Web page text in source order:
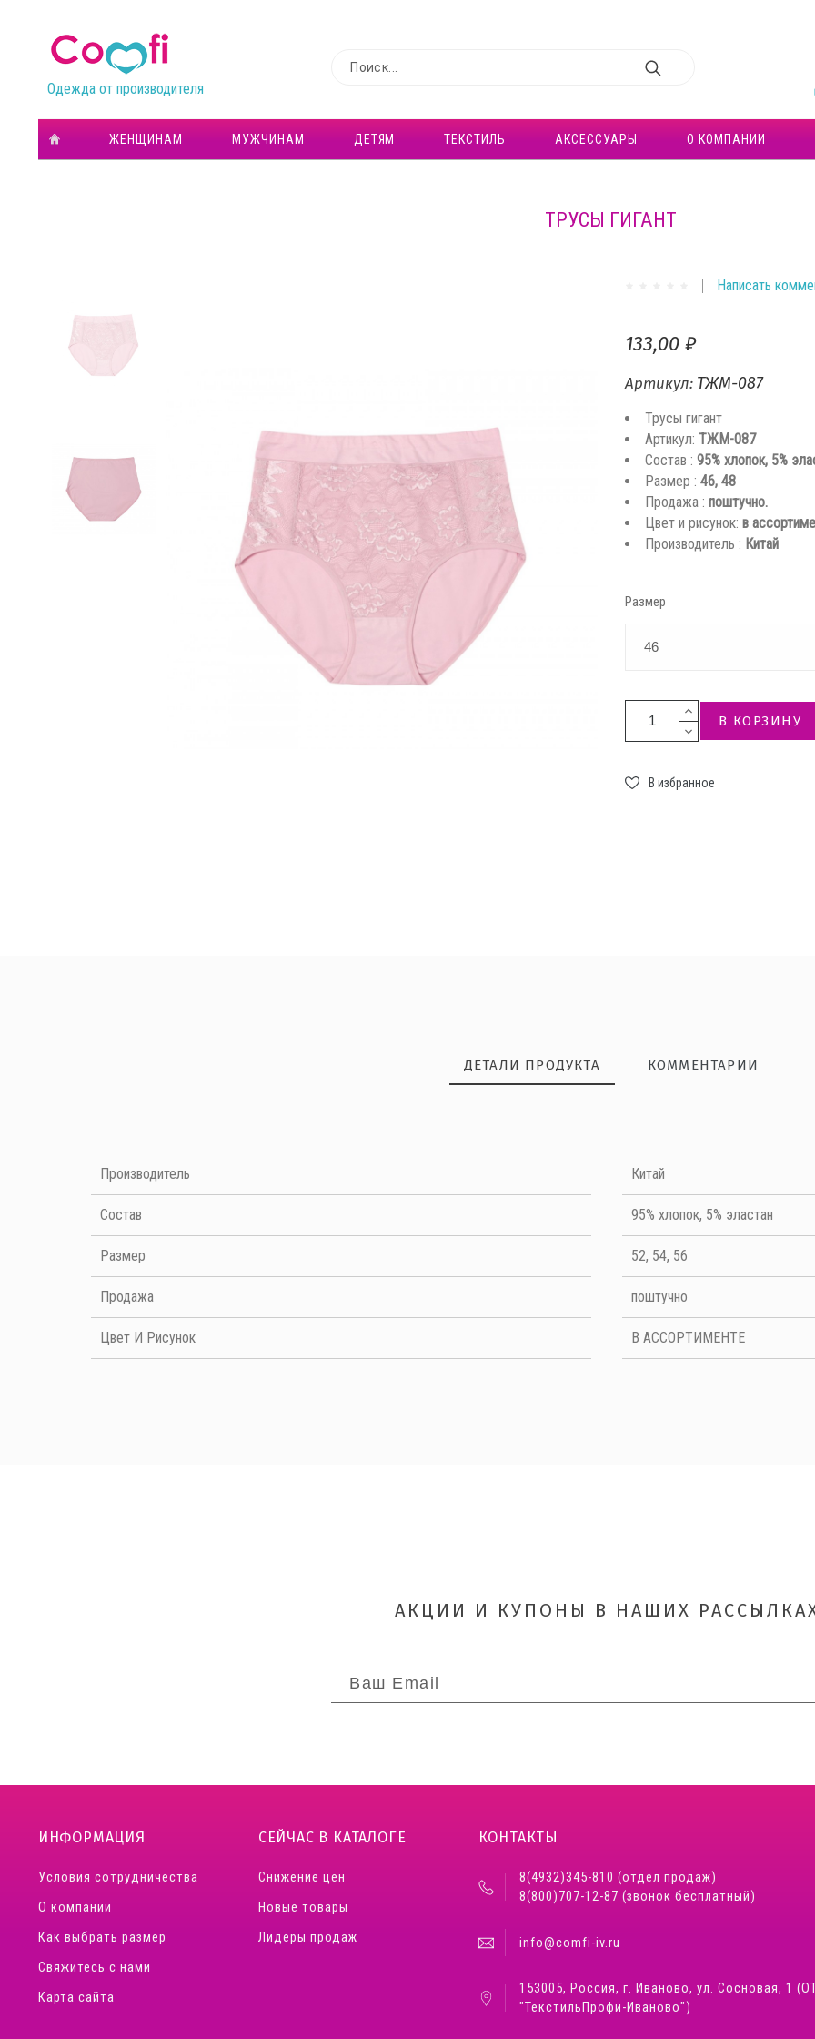
Одежда от производителя
ЖЕНЩИНАМ МУЖЧИНАМ ДЕТЯМ ТЕКСТИЛЬ АКСЕССУАРЫ О КОМПАНИИ
ТРУСЫ ГИГАНТ
Написать
133,00 ₽
Артикул: ТЖМ-087
Трусы гигант
Артикул: ТЖМ-087
Состав : 95% хлопок, 5%
Размер : 46, 48
Продажа : поштучно.
Цвет и рисунок: в
Производитель : Китай
Размер
В КОРЗИНУ
В избранное
ДЕТАЛИ ПРОДУКТА КОММЕНТАРИИ
Производитель Китай
Cостав 95% хлопок, 5% эластан
Размер 52, 54, 56
Продажа поштучно
Цвет И Рисунок В АССОРТИМЕНТЕ
АКЦИИ И КУПОНЫ В НАШИХ
ИНФОРМАЦИЯ
Условия сотрудничества
О компании
Как выбрать размер
Свяжитесь с нами
Карта сайта
СЕЙЧАС В КАТАЛОГЕ
Снижение цен
Новые товары
Лидеры продаж
КОНТАКТЫ
8(4932)345-810 (отдел продаж)
8(800)707-12-87 (звонок бесплатный)
info@comfi-iv.ru
153005, Россия, г. Иваново, ул. Сосновая, 1
"ТекстильПрофи-Иваново")